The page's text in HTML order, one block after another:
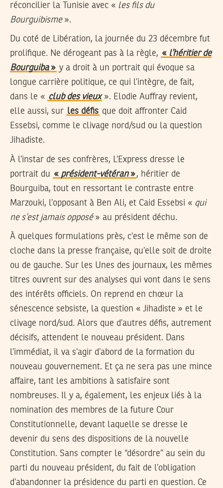
réconcilier la Tunisie avec « les fils du
Bourguibisme».
Du coté de Libération, la journée du 23 décembre fut
prolifique. Ne dérogeant pas à la règle, « l’héritier de
Bourguiba» y a droit à un portrait qui évoque sa
longue carrière politique, ce qui l’intègre, de fait,
dans le « club des vieux». Elodie Auffray revient,
elle aussi, sur les défis que doit affronter Caid
Essebsi, comme le clivage nord/sud ou la question
Jihadiste.
À l’instar de ses confrères, L’Express dresse le
portrait du « président-vétéran», héritier de
Bourguiba, tout en ressortant le contraste entre
Marzouki, l’opposant à Ben Ali, et Caid Essebsi « qui
ne s’est jamais opposé» au président déchu.
À quelques formulations près, c’est le même son de
cloche dans la presse française, qu’elle soit de droite
ou de gauche. Sur les Unes des journaux, les mêmes
titres ouvrent sur des analyses qui vont dans le sens
des intérêts officiels. On reprend en chœur la
sénescence sebsiste, la question « Jihadiste » et le
clivage nord/sud. Alors que d’autres défis, autrement
décisifs, attendent le nouveau président. Dans
l’immédiat, il va s’agir d’abord de la formation du
nouveau gouvernement. Et ça ne sera pas une mince
affaire, tant les ambitions à satisfaire sont
nombreuses. Il y a, également, les enjeux liés à la
nomination des membres de la future Cour
Constitutionnelle, devant laquelle se dresse le
devenir du sens des dispositions de la nouvelle
Constitution. Sans compter le “désordre” au sein du
parti du nouveau président, du fait de l’obligation
d’abandonner la présidence du parti en question. Ce